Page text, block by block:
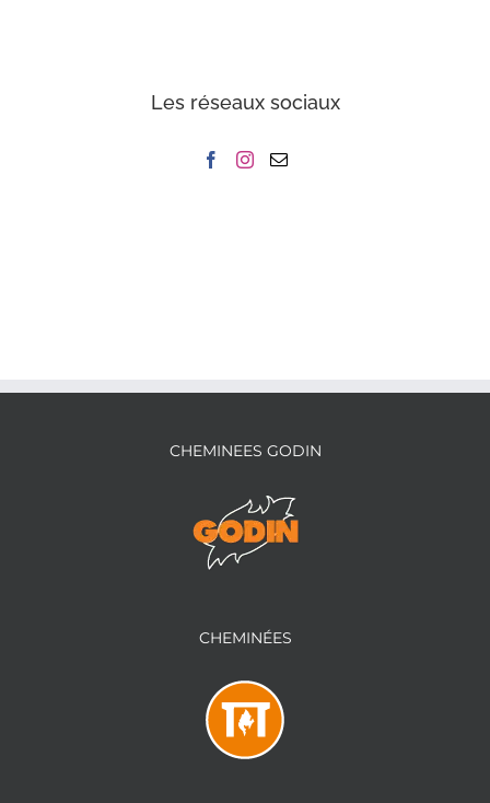
Les réseaux sociaux
CHEMINEES GODIN
CHEMINÉES